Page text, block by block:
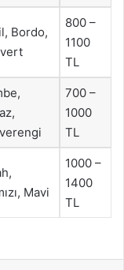
Bordo,
800 –
1100
TL
700 –
1000
TL
Mavi
1000 –
1400
TL